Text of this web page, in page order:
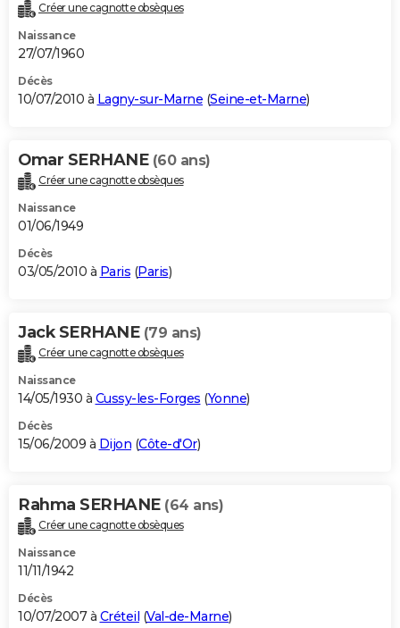
Créer une cagnotte obsèques
Naissance
27/07/1960
Décès
10/07/2010 à Lagny-sur-Marne (Seine-et-Marne)
Omar SERHANE (60 ans)
Créer une cagnotte obsèques
Naissance
01/06/1949
Décès
03/05/2010 à Paris (Paris)
Jack SERHANE (79 ans)
Créer une cagnotte obsèques
Naissance
14/05/1930 à Cussy-les-Forges (Yonne)
Décès
15/06/2009 à Dijon (Côte-d'Or)
Rahma SERHANE (64 ans)
Créer une cagnotte obsèques
Naissance
11/11/1942
Décès
10/07/2007 à Créteil (Val-de-Marne)